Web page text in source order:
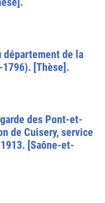
de la
[Thèse].
des Pont-et-
de Cuisery, service
[Saône-et-